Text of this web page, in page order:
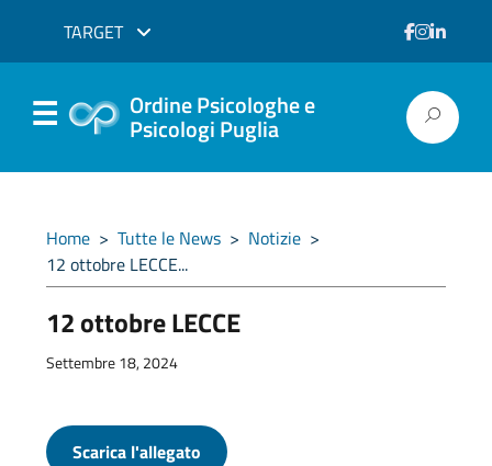
TARGET
Ordine Psicologhe e
Psicologi Puglia
Home > Tutte le News > Notizie >
12 ottobre LECCE...
12 ottobre LECCE
Settembre 18, 2024
Scarica l'allegato